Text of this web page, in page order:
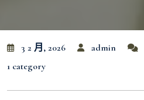
3 2 月, 2026 admin
1 category